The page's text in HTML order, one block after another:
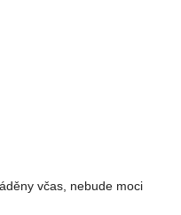
včas, nebude moci